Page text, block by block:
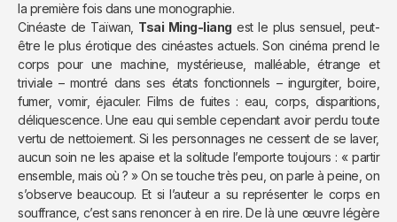
la première fois dans une monographie.
Cinéaste de Taïwan, Tsai Ming-liang est le plus sensuel, peut-
être le plus érotique des cinéastes actuels. Son cinéma prend le
corps pour une machine, mystérieuse, malléable, étrange et
triviale – montré dans ses états fonctionnels – ingurgiter, boire,
fumer, vomir, éjaculer. Films de fuites : eau, corps, disparitions,
déliquescence. Une eau qui semble cependant avoir perdu toute
vertu de nettoiement. Si les personnages ne cessent de se laver,
aucun soin ne les apaise et la solitude l’emporte toujours : « partir
ensemble, mais où ? » On se touche très peu, on parle à peine, on
s’observe beaucoup. Et si l’auteur a su représenter le corps en
souffrance, c’est sans renoncer à en rire. De là une œuvre légère